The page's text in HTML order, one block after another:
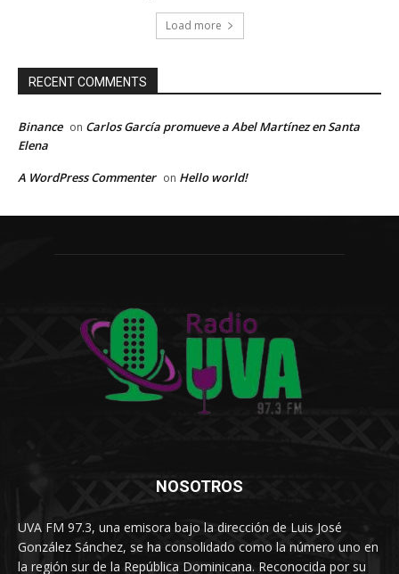
Load more
RECENT COMMENTS
Binance on Carlos García promueve a Abel Martínez en Santa
Elena
A WordPress Commenter on Hello world!
NOSOTROS
UVA FM 97.3, una emisora bajo la dirección de Luis José
González Sánchez, se ha consolidado como la número uno en
la región sur de la República Dominicana. Reconocida por su